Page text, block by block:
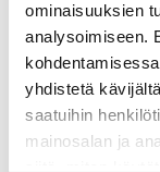
ominaisuuksien
analysoimiseen.
yhdistetä
saatuihin
mainosalan ja
Sopimus ja
Vapautuminen
Vuokrattu